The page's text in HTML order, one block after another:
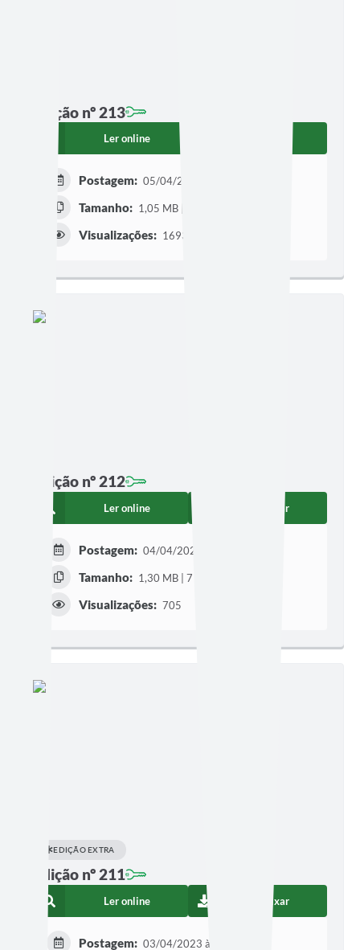
Edição nº 213
Ler online
Postagem: 05/04/2023 às 08h50
Tamanho: 1,05 MB | 8 páginas
Visualizações: 1693
Edição nº 212
Ler online Baixar
Postagem: 04/04/2023 às 10h48
Tamanho: 1,30 MB | 7 páginas
Visualizações: 705
EDIÇÃO EXTRA
Edição nº 211
Ler online Baixar
Postagem: 03/04/2023 às 16h35